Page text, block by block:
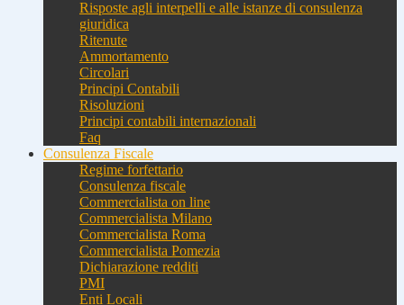
Risposte agli interpelli e alle istanze di consulenza
giuridica
Ritenute
Ammortamento
Circolari
Principi Contabili
Risoluzioni
Principi contabili internazionali
Faq
Consulenza Fiscale
Regime forfettario
Consulenza fiscale
Commercialista on line
Commercialista Milano
Commercialista Roma
Commercialista Pomezia
Dichiarazione redditi
PMI
Enti Locali